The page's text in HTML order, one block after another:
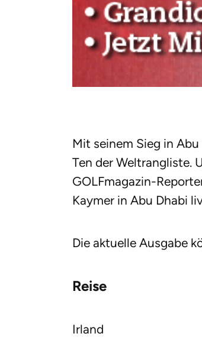
Mit seinem Sieg in
Ten der Weltrangliste.
GOLFmagazin-
Kaymer in Abu Dhabi
Die aktuelle Ausgabe
Reise
Irland